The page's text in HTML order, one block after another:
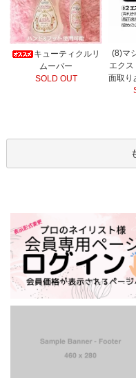
キューティクルリ
ムーバー
SOLD OUT
(8)マ
エク
面取り